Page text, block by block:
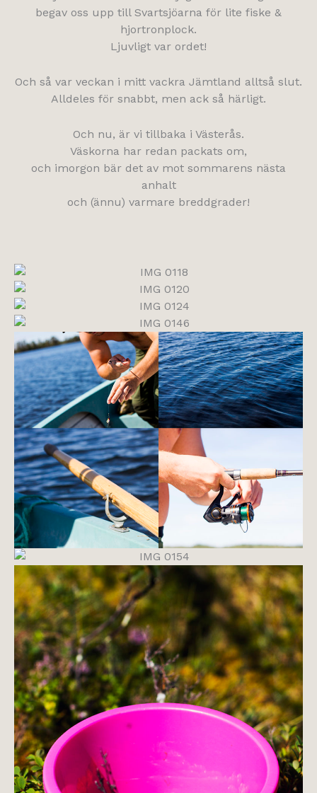
begav oss upp till Svartsjöarna för lite fiske &
hjortronplock.
Ljuvligt var ordet!
Och så var veckan i mitt vackra Jämtland alltså slut.
Alldeles för snabbt, men ack så härligt.
Och nu, är vi tillbaka i Västerås.
Väskorna har redan packats om,
och imorgon bär det av mot sommarens nästa
anhalt
och (ännu) varmare breddgrader!